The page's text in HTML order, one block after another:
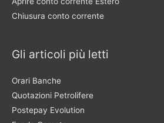
Chiusura conto corrente
Gli articoli più letti
Orari Banche
Quotazioni Petrolifere
Postepay Evolution